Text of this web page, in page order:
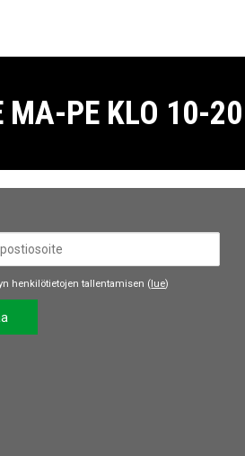
MA-PE KLO 10-
henkilötietojen tallentamisen ( lue)